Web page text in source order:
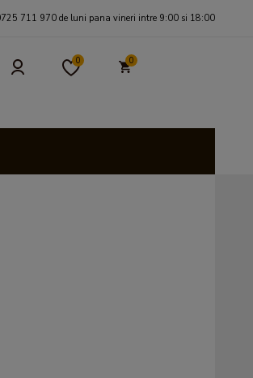
711 970 de luni pana vineri intre 9:00 si 18:00
0 0